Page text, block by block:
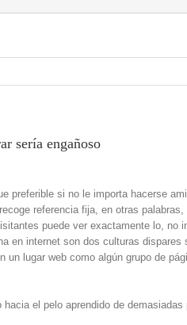
serí­a engañoso
preferible si no le importa hacerse
referencia fija, en otras
puede ver exactamente lo, no
en internet son dos culturas dispares
lugar web como algún grupo de
el pelo aprendido de